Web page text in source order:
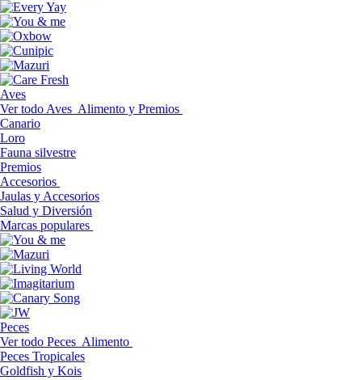
Aves
Ver todo Aves Alimento y Premios
Canario
Loro
Fauna silvestre
Premios
Accesorios
Jaulas y Accesorios
Salud y Diversión
Marcas populares
Peces
Ver todo Peces Alimento
Peces Tropicales
Goldfish y Kois